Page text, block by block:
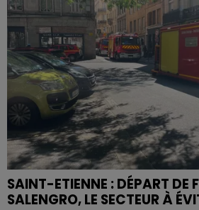
SAINT-ETIENNE : DÉPART DE
SALENGRO, LE SECTEUR À